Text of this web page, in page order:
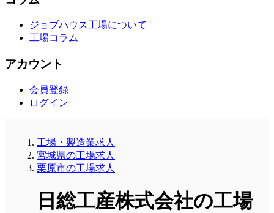
ジョブハウス工場について
工場コラム
アカウント
会員登録
ログイン
工場・製造業求人
宮城県の工場求人
栗原市の工場求人
日総工産株式会社の工場